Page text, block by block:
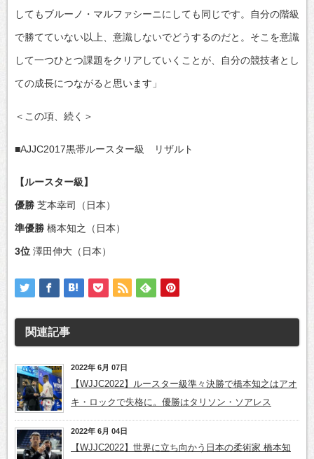
してもブルーノ・マルファシーニにしても同じです。自分の階級
で勝てていない以上、意識しないでどうするのだと。そこを意識
して一つひとつ課題をクリアしていくことが、自分の競技者とし
ての成長につながると思います」
＜この項、続く＞
■AJJC2017黒帯ルースター級 リザルト
【ルースター級】
優勝 芝本幸司（日本）
準優勝 橋本知之（日本）
3位 澤田伸大（日本）
関連記事
2022年 6月 07日
【WJJC2022】ルースター級準々決勝で橋本知之はアオ
キ・ロックで失格に。優勝はタリソン・ソアレス
2022年 6月 04日
【WJJC2022】世界に立ち向かう日本の柔術家 橋本知